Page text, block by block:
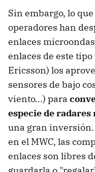
Sin embargo, lo
operadores han
enlaces
enlaces de este
Ericsson) los
sensores de bajo
viento...) para
especie de
una gran inversión.
en el MWC, las
enlaces son libres